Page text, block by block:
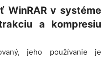
WinRAR v systéme
a kompresiu
jeho používanie je